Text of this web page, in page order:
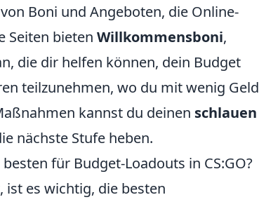
Boni und Angeboten, die Online-
Seiten bieten Willkommensboni,
die dir helfen können, dein Budget
teilzunehmen, wo du mit wenig Geld
kannst du deinen schlauen
nächste Stufe heben.
für Budget-Loadouts in CS:GO?
ist es wichtig, die besten